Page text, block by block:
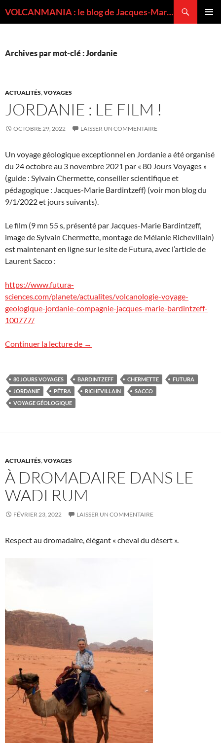
VOLCANMANIA : le blog de Jacques-Marie BARDINTZEFF, volcanologue
Archives par mot-clé : Jordanie
ACTUALITÉS,VOYAGES
JORDANIE : LE FILM !
OCTOBRE 29, 2022 LAISSER UN COMMENTAIRE
Un voyage géologique exceptionnel en Jordanie a été organisé
du 24 octobre au 3 novembre 2021 par « 80 Jours Voyages »
(guide : Sylvain Chermette, conseiller scientifique et
pédagogique : Jacques-Marie Bardintzeff) (voir mon blog du
9/1/2022 et jours suivants).
Le film (9 mn 55 s, présenté par Jacques-Marie Bardintzeff,
image de Sylvain Chermette, montage de Mélanie Richevillain)
est maintenant en ligne sur le site de Futura, avec l’article de
Laurent Sacco :
https://www.futura-
sciences.com/planete/actualites/volcanologie-voyage-
geologique-jordanie-compagnie-jacques-marie-bardintzeff-
100777/
Continuer la lecture de Jordanie : le film !
→
80 JOURS VOYAGES BARDINTZEFF CHERMETTE
FUTURA
JORDANIE
PÉTRA RICHEVILLAIN
SACCO
VOYAGE GÉOLOGIQUE
ACTUALITÉS,VOYAGES
À DROMADAIRE DANS LE
WADI RUM
FÉVRIER 23, 2022 LAISSER UN COMMENTAIRE
Respect au dromadaire, élégant « cheval du désert ».